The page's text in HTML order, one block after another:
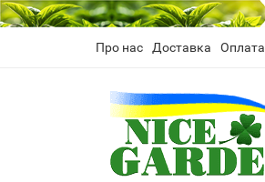
Про нас Доставка Оплата